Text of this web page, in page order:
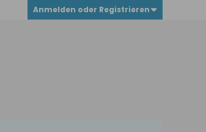
Anmelden oder Registrieren